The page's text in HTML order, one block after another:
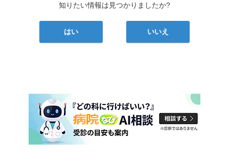
知りたい情報は見つかりましたか?
はい いいえ